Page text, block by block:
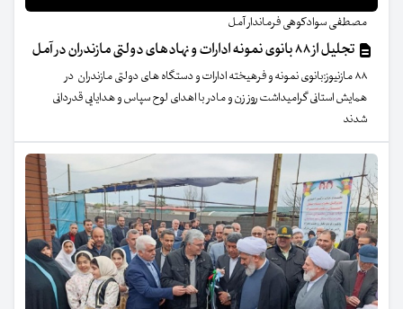
مصطفی سوادکوهی فرماندار آمل
تجلیل از ۸۸ بانوی نمونه ادارات و نهادهای دولتی مازندران در آمل
۸۸ مازنیوز:بانوی نمونه و فرهیخته ادارات و دستگاه های دولتی مازندران در
همایش استانی گرامیداشت روز زن و مادر با اهدای لوح سپاس و هدایایی قدردانی
شدند